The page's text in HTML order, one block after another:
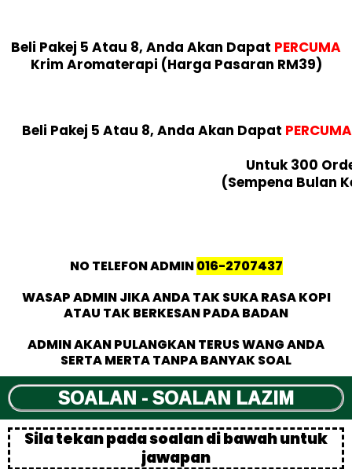
Beli Pakej 5 Atau 8, Anda Akan Dapat PERCUMA
Krim Aromaterapi (Harga Pasaran RM39)
Beli Pakej 5 Atau 8, Anda Akan Dapat PERCUMA
Untuk 300
(Sempena Bulan
NO TELEFON ADMIN016-2707437
WASAP ADMIN JIKA ANDA TAK SUKA RASA KOPI
ATAU TAK BERKESAN PADA BADAN
ADMIN AKAN PULANGKAN TERUS WANG ANDA
SERTA MERTA TANPA BANYAK SOAL
SOALAN - SOALAN LAZIM
Sila tekan pada soalan di bawah untuk
jawapan